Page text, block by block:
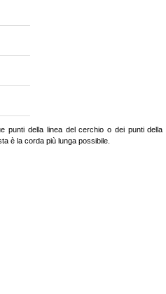
punti della linea del cerchio o dei punti della
è la corda più lunga possibile.